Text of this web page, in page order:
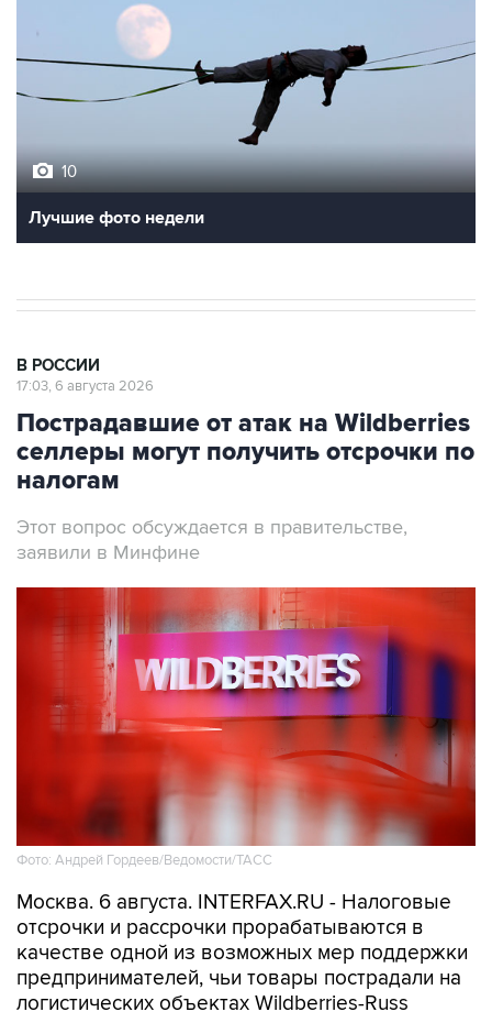
10
Лучшие фото недели
В РОССИИ
17:03, 6 августа 2026
Пострадавшие от атак на Wildberries
селлеры могут получить отсрочки по
налогам
Этот вопрос обсуждается в правительстве,
заявили в Минфине
Фото: Андрей Гордеев/Ведомости/ТАСС
Москва. 6 августа. INTERFAX.RU - Налоговые
отсрочки и рассрочки прорабатываются в
качестве одной из возможных мер поддержки
предпринимателей, чьи товары пострадали на
логистических объектах Wildberries-Russ